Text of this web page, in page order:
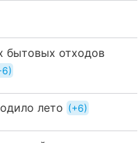
бытовых отходов
лето +6